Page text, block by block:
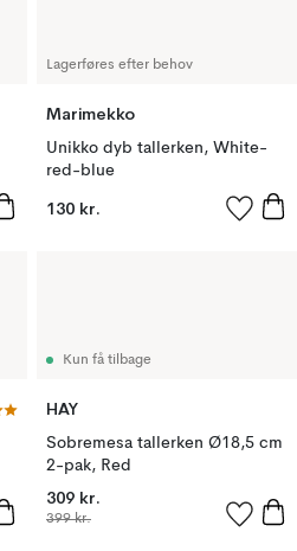
Lagerføres efter behov
Marimekko
Unikko dyb tallerken, White-
red-blue
130 kr.
Kun få tilbage
HAY
Sobremesa tallerken Ø18,5 cm
2-pak, Red
309 kr.
399 kr.